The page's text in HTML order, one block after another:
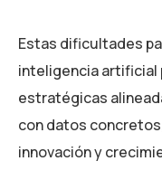
Estas dificultades
inteligencia artificial
estratégicas
con datos
innovación y